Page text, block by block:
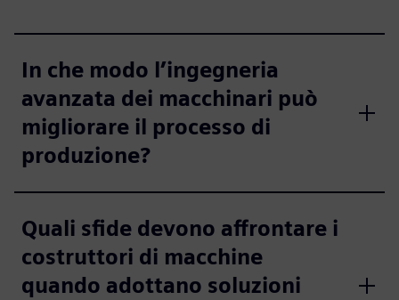
In che modo l’ingegneria
avanzata dei macchinari può
migliorare il processo di
produzione?
Quali sfide devono affrontare i
costruttori di macchine
quando adottano soluzioni